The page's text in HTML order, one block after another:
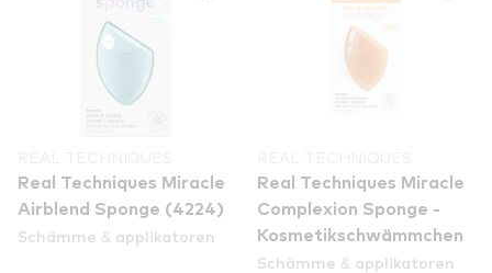
Real Techniques Miracle
Airblend Sponge (4224)
Schämme & applikatoren
Real Techniques Miracle
Complexion Sponge -
Kosmetikschwämmchen
Schämme & applikatoren